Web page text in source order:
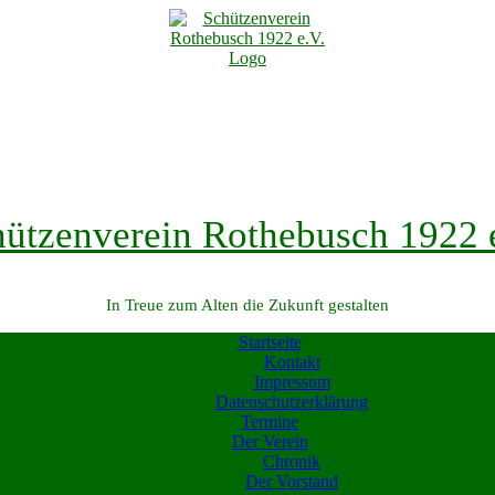
Rothebusch 1922
In Treue zum Alten die Zukunft gestalten
Startseite
Kontakt
Impressum
Datenschutzerklärung
Termine
Der Verein
Chronik
Der Vorstand